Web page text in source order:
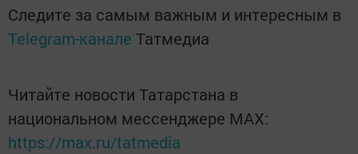
Следите за самым важным и интересным в
Telegram-канале Татмедиа
Читайте новости Татарстана в
национальном мессенджере MАХ:
https://max.ru/tatmedia